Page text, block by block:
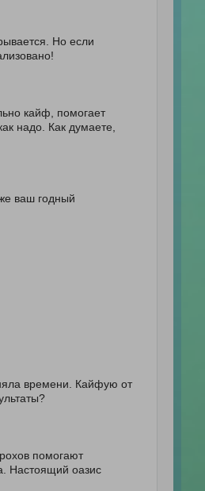
Но если
кайф, помогает
надо. Как думаете,
ваш годный
времени. Кайфую от
помогают
Настоящий оазис